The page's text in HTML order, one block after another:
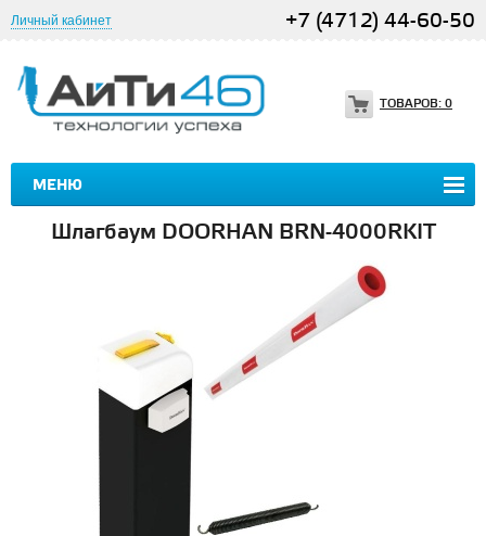
Личный кабинет +7 (4712) 44-60-50
МЕНЮ
ТОВАРОВ: 0
Шлагбаум DOORHAN BRN-4000RKIT